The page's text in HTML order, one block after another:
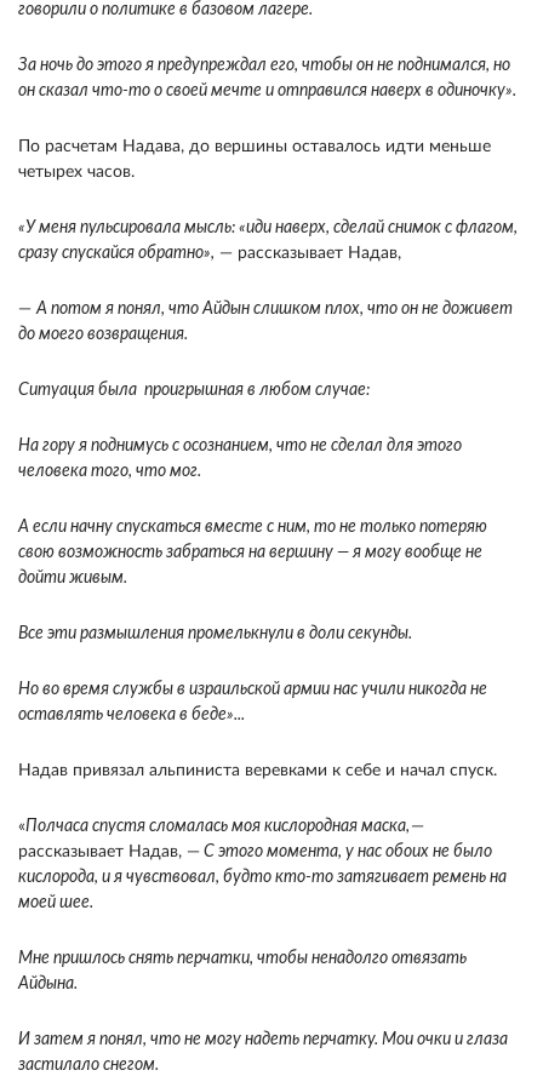
говорили о политике в базовом лагере.
За ночь до этого я предупреждал его, чтобы он не поднимался, но
он сказал что-то о своей мечте и отправился наверх в одиночку».
По расчетам Надава, до вершины оставалось идти меньше
четырех часов.
«У меня пульсировала мысль: «иди наверх, сделай снимок с флагом,
сразу спускайся обратно», — рассказывает Надав,
—А потом я понял, что Айдын слишком плох, что он не доживет
до моего возвращения.
Ситуация была проигрышная в любом случае:
На гору я поднимусь с осознанием, что не сделал для этого
человека того, что мог.
А если начну спускаться вместе с ним, то не только потеряю
свою возможность забраться на вершину — я могу вообще не
дойти живым.
Все эти размышления промелькнули в доли секунды.
Но во время службы в израильской армии нас учили никогда не
оставлять человека в беде»...
Надав привязал альпиниста веревками к себе и начал спуск.
«Полчаса спустя сломалась моя кислородная маска, —
рассказывает Надав, — С этого момента, у нас обоих не было
кислорода, и я чувствовал, будто кто-то затягивает ремень на
моей шее.
Мне пришлось снять перчатки, чтобы ненадолго отвязать
Айдына.
И затем я понял, что не могу надеть перчатку. Мои очки и глаза
застилало снегом.